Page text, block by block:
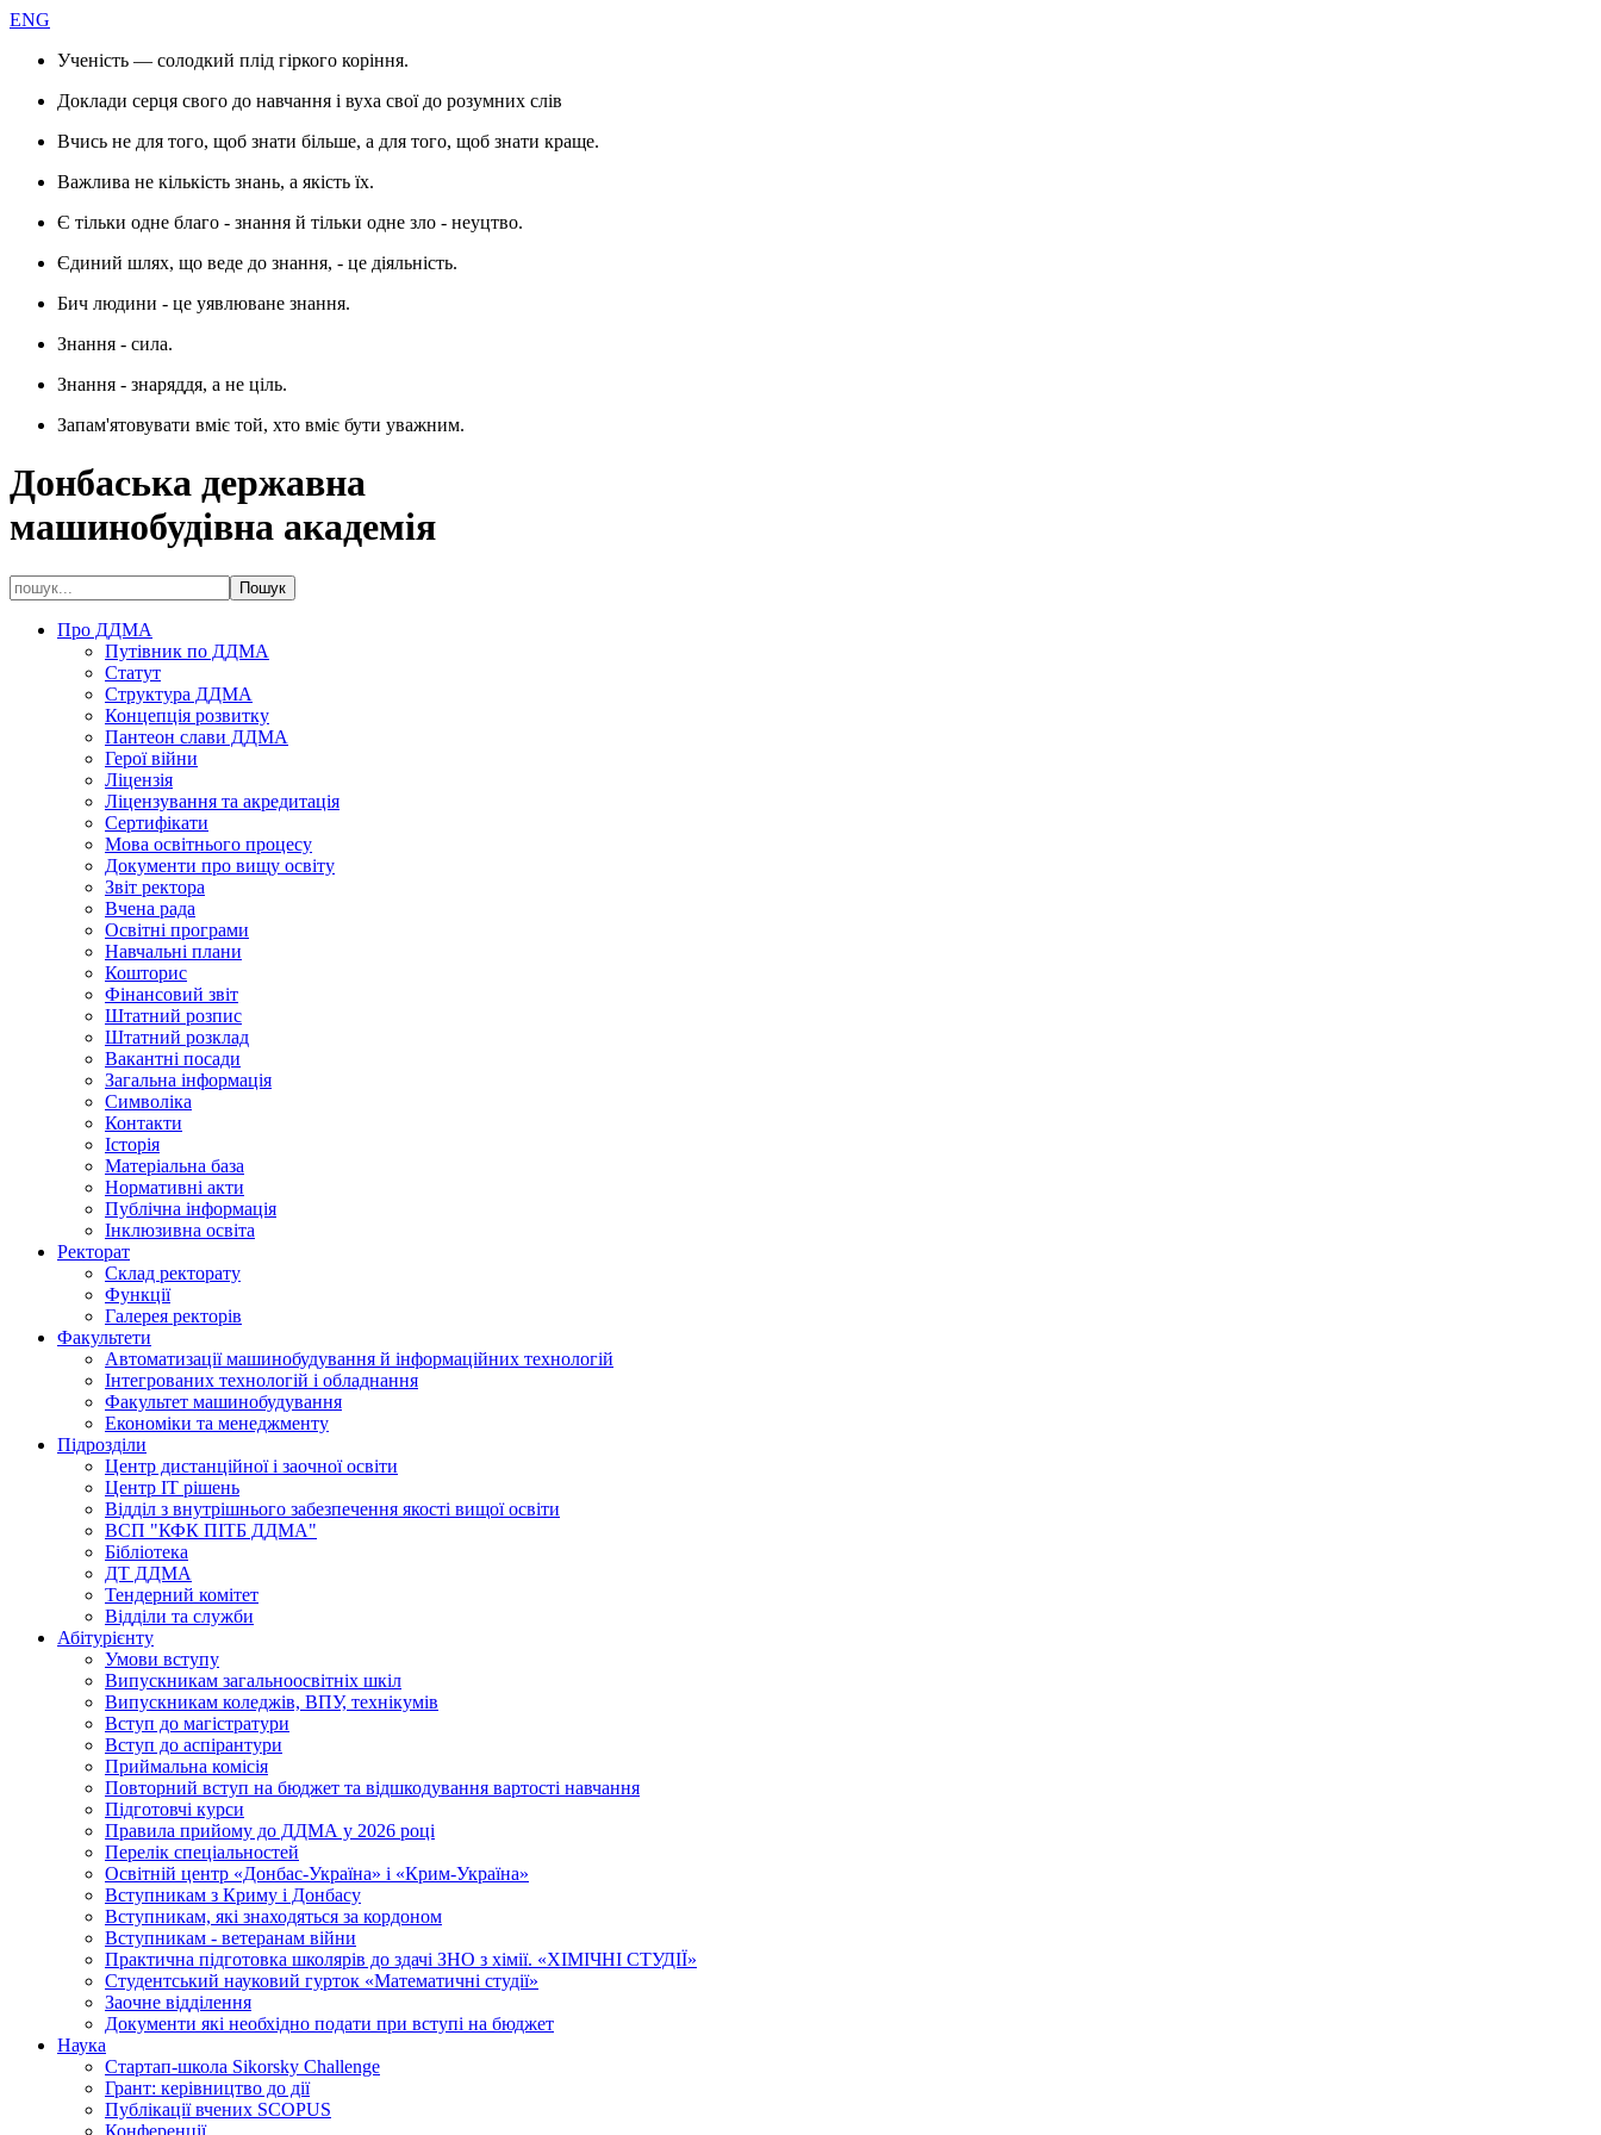
ENG
Ученість — солодкий плід гіркого коріння.
Доклади серця свого до навчання і вуха свої до розумних слів
Вчись не для того, щоб знати більше, а для того, щоб знати краще.
Важлива не кількість знань, а якість їх.
Є тільки одне благо - знання й тільки одне зло - неуцтво.
Єдиний шлях, що веде до знання, - це діяльність.
Бич людини - це уявлюване знання.
Знання - сила.
Знання - знаряддя, а не ціль.
Запам'ятовувати вміє той, хто вміє бути уважним.
Донбаська державна
машинобудівна академія
Про ДДМА
Путівник по ДДМА
Статут
Структура ДДМА
Концепція розвитку
Пантеон слави ДДМА
Герої війни
Ліцензія
Ліцензування та акредитація
Сертифікати
Мова освітнього процесу
Документи про вищу освіту
Звіт ректора
Вчена рада
Освітні програми
Навчальні плани
Кошторис
Фінансовий звіт
Штатний розпис
Штатний розклад
Вакантні посади
Загальна інформація
Символіка
Контакти
Історія
Матеріальна база
Нормативні акти
Публічна інформація
Інклюзивна освіта
Ректорат
Склад ректорату
Функції
Галерея ректорів
Факультети
Автоматизації машинобудування й інформаційних технологій
Інтегрованих технологій і обладнання
Факультет машинобудування
Економіки та менеджменту
Підрозділи
Центр дистанційної і заочної освіти
Центр ІТ рішень
Відділ з внутрішнього забезпечення якості вищої освіти
ВСП "КФК ПІТБ ДДМА"
Бібліотека
ДТ ДДМА
Тендерний комітет
Відділи та служби
Абітурієнту
Умови вступу
Випускникам загальноосвітніх шкіл
Випускникам коледжів, ВПУ, технікумів
Вступ до магістратури
Вступ до аспірантури
Приймальна комісія
Повторний вступ на бюджет та відшкодування вартості навчання
Підготовчі курси
Правила прийому до ДДМА у 2026 році
Перелік спеціальностей
Освітній центр «Донбас-Україна» і «Крим-Україна»
Вступникам з Криму і Донбасу
Вступникам, які знаходяться за кордоном
Вступникам - ветеранам війни
Практична підготовка школярів до здачі ЗНО з хімії. «ХІМІЧНІ СТУДІЇ»
Студентський науковий гурток «Математичні студії»
Заочне відділення
Документи які необхідно подати при вступі на бюджет
Наука
Стартап-школа Sikorsky Challenge
Грант: керівництво до дії
Публікації вчених SCOPUS
Конференції